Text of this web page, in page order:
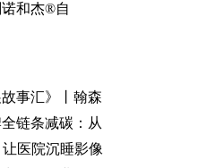
和杰®自
事汇》丨翰森
链条减碳：从
医院沉睡影像